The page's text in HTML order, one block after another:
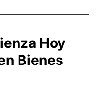
Hoy
Bienes